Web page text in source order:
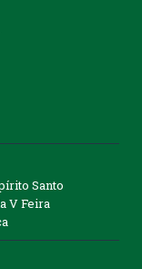
Santo
V Feira